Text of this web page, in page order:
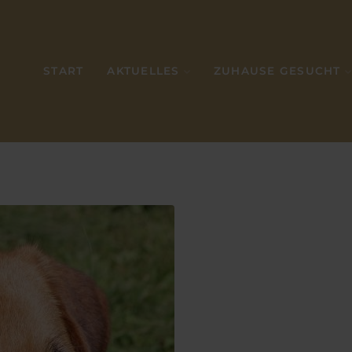
START AKTUELLES ZUHAUSE GESUCHT